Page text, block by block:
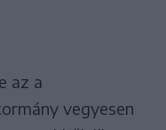
az a
vegyesen